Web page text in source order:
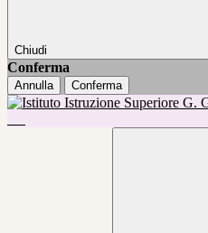
Chiudi
Conferma
Annulla Conferma